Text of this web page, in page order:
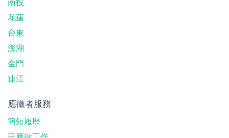
花蓮
台東
澎湖
金門
連江
應徵者服務
簡短履歷